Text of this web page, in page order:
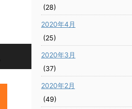
(28)
2020年4月
(25)
2020年3月
(37)
2020年2月
(49)